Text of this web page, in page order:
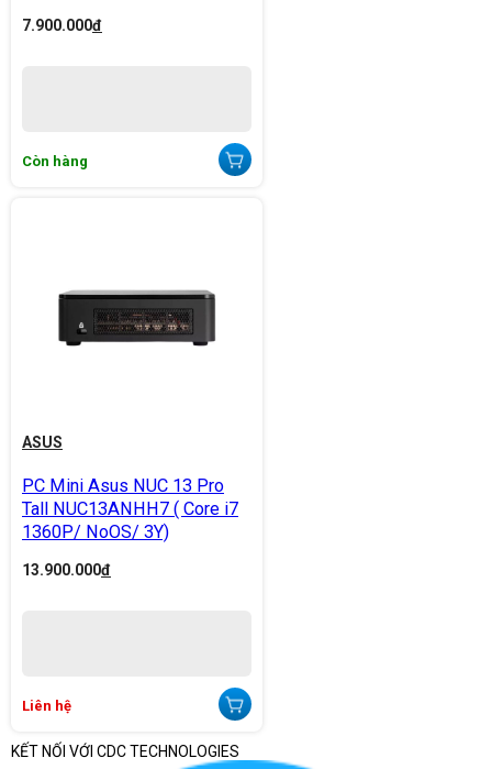
7.900.000đ
Còn hàng
ASUS
PC Mini Asus NUC 13 Pro
Tall NUC13ANHH7 ( Core i7
1360P/ NoOS/ 3Y)
13.900.000đ
Liên hệ
KẾT NỐI VỚI CDC TECHNOLOGIES